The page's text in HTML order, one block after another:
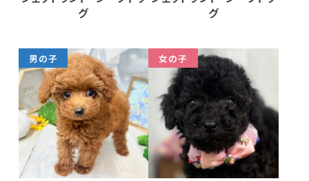
グ
グ
男の子 女の子